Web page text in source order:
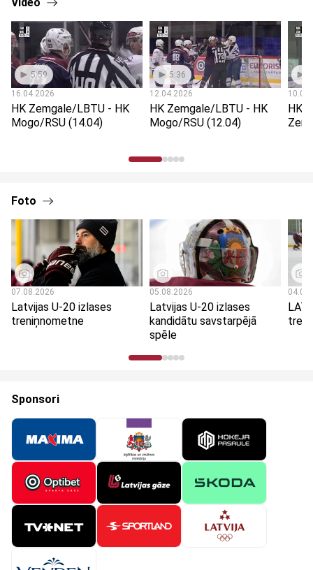
5:59
16.04.2026
HK Zemgale/LBTU - HK
Mogo/RSU (14.04)
5:36
12.04.2026
HK Zemgale/LBTU - HK
Mogo/RSU (12.04)
HK
Foto
07.08.2026
Latvijas U-20 izlases
treniņnometne
05.08.2026
Latvijas U-20 izlases
kandidātu savstarpējā
spēle
LAT
Sponsori